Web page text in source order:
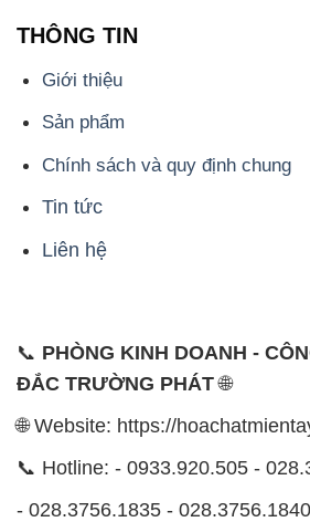
THÔNG TIN
Giới thiệu
Sản phẩm
Chính sách và quy định chung
Tin tức
Liên hệ
📞 PHÒNG KINH DOANH -
ĐẮC TRƯỜNG PHÁT🌐
🌐 Website: https://
📞 Hotline: - 0933.920.505 -
- 028.3756.1835 -